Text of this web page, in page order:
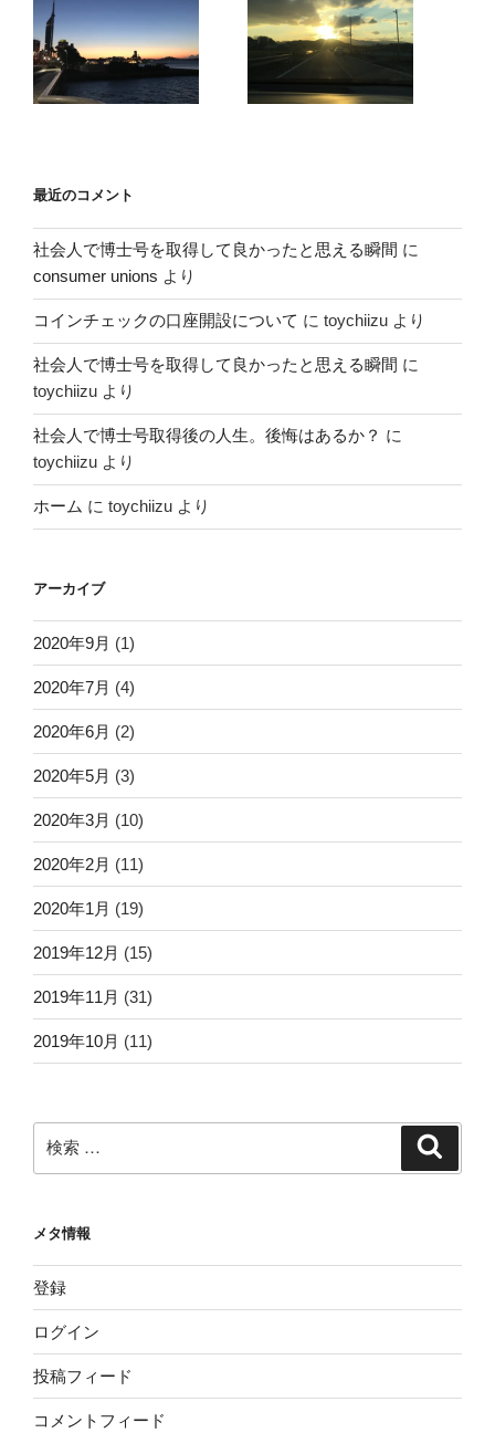
最近のコメント
社会人で博士号を取得して良かったと思える瞬間 に
consumer unions より
コインチェックの口座開設について に toychiizu より
社会人で博士号を取得して良かったと思える瞬間 に
toychiizu より
社会人で博士号取得後の人生。後悔はあるか？ に
toychiizu より
ホーム に toychiizu より
アーカイブ
2020年9月 (1)
2020年7月 (4)
2020年6月 (2)
2020年5月 (3)
2020年3月 (10)
2020年2月 (11)
2020年1月 (19)
2019年12月 (15)
2019年11月 (31)
2019年10月 (11)
索:
メタ情報
登録
ログイン
投稿フィード
コメントフィード